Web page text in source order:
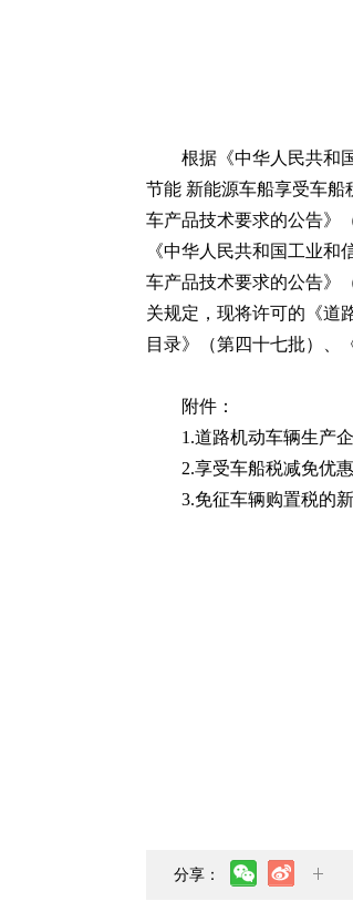
根据《中华人民共和
节能 新能源车船享受车船
车产品技术要求的公告》
《中华人民共和国工业
车产品技术要求的公告》
关规定，现将许可的《道
目录》（第四十七批）、
附件：
1.道路机动车辆生产
2.享受车船税减免优
3.免征车辆购置税的
分享：